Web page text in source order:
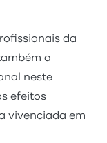
da
a
neste
efeitos
vivenciada em